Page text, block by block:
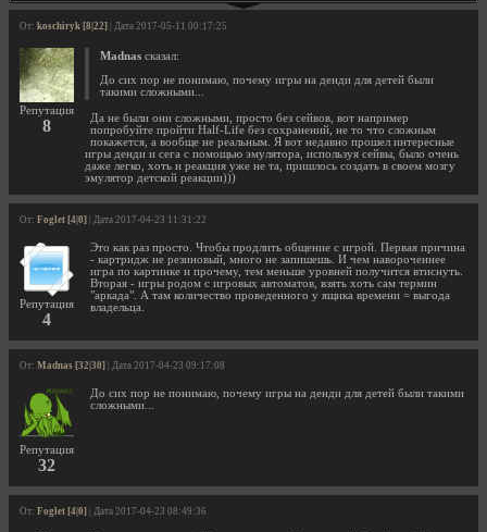
От: koschiryk [8|22] | Дата 2017-05-11 00:17:25
Репутация
8
Madnas сказал:
До сих пор не понимаю, почему игры на денди для детей были
такими сложными...
Да не были они сложными, просто без сейвов, вот например
попробуйте пройти Half-Life без сохранений, не то что сложным
покажется, а вообще не реальным. Я вот недавно прошел интересные
игры денди и сега с помощью эмулятора, используя сейвы, было очень
даже легко, хоть и реакция уже не та, пришлось создать в своем мозгу
эмулятор детской реакции)))
От: Foglet [4|0] | Дата 2017-04-23 11:31:22
Репутация
4
Это как раз просто. Чтобы продлить общение с игрой. Первая причина
- картридж не резиновый, много не запишешь. И чем навороченнее
игра по картинке и прочему, тем меньше уровней получится втиснуть.
Вторая - игры родом с игровых автоматов, взять хоть сам термин
"аркада". А там количество проведенного у ящика времени = выгода
владельца.
От: Madnas [32|30] | Дата 2017-04-23 09:17:08
Репутация
32
До сих пор не понимаю, почему игры на денди для детей были такими
сложными...
От: Foglet [4|0] | Дата 2017-04-23 08:49:36